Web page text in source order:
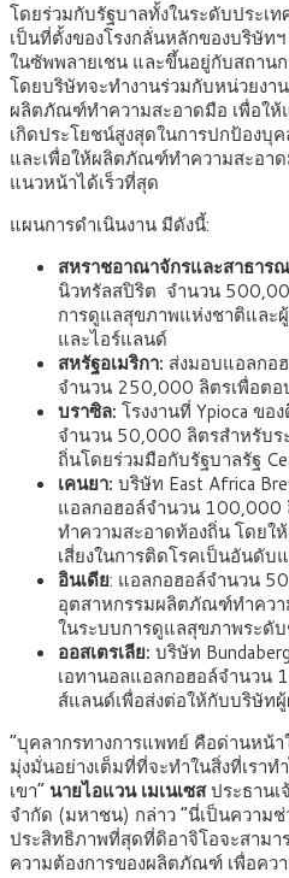
โดยร่วมกับรัฐบาลทั้งในระดับประเ
เป็นที่ตั้งของโรงกลั่นหลักของบริษัท
ในซัพพลายเชน และขึ้นอยู่กับสถาน
โดยบริษัทจะทำงานร่วมกับหน่วยงา
ผลิตภัณฑ์ทำความสะอาดมือ เพื่อให้
เกิดประโยชน์สูงสุดในการปกป้องบุ
และเพื่อให้ผลิตภัณฑ์ทำความสะอา
แนวหน้าได้เร็วที่สุด
แผนการดำเนินงาน มีดังนี้:
สหราชอาณาจักรและสาธาร
นิวทรัลสปิริต จำนวน
การดูแลสุขภาพแห่งชาติและ
และไอร์แลนด์
สหรัฐอเมริกา: ส่งมอบแอลกอ
จำนวน 250,000 ลิตรเพื่อต
บราซิล: โรงงานที่ Ypioca ข
จำนวน 50,000 ลิตรสำหรับ
ถิ่นโดยร่วมมือกับรัฐบาลรัฐ
เคนยา: บริษัท East Africa
แอลกอฮอล์จำนวน
ทำความสะอาดท้องถิ่น โดย
เสี่ยงในการติดโรคเป็นอันดับ
อินเดีย: แอลกอฮอล์จำนวน
อุตสาหกรรมผลิตภัณฑ์ทำควา
ในระบบการดูแลสุขภาพระดั
ออสเตรเลีย: บริษัท
เอทานอลแอลกอฮอล์จำนวน
ส์แลนด์เพื่อส่งต่อให้กับบริษั
“บุคลากรทางการแพทย์ คือด่านหน้า
มุ่งมั่นอย่างเต็มที่ที่จะทำในสิ่งที่เรา
เขา” นายไอแวน เมเนเซสประธาน
จำกัด (มหาชน) กล่าว “นี่เป็นความ
ประสิทธิภาพที่สุดที่ดิอาจิโอจะสามา
ความต้องการของผลิตภัณฑ์ เพื่อคว